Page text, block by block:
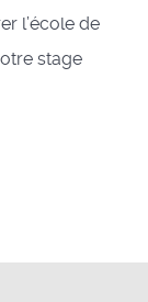
l’école de
stage